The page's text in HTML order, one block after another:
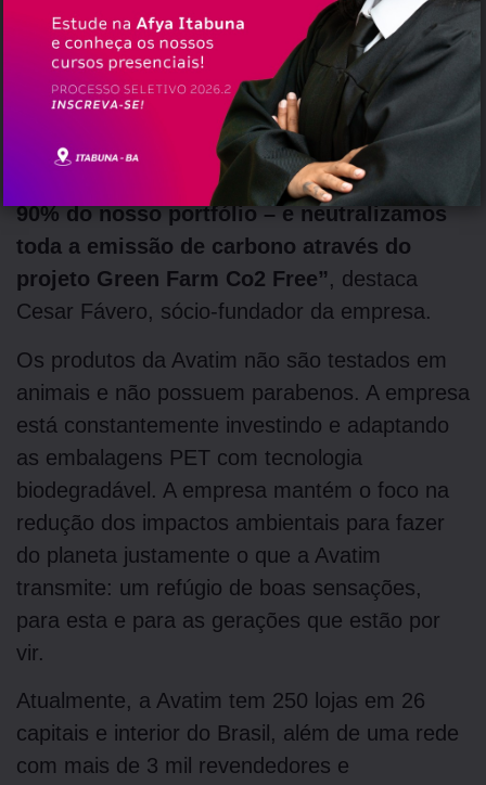
com esses nossos anseios. Além da
redução do uso de plásticos em todo o
processo produtivo, procuramos garantir a
rastreabilidade dos ativos que utilizamos,
ampliamos nossa oferta de produtos
veganos – que hoje representa mais de
90% do nosso portfólio – e neutralizamos
toda a emissão de carbono através do
projeto Green Farm Co2 Free”, destaca
Cesar Fávero, sócio-fundador da empresa.
Os produtos da Avatim não são testados em
animais e não possuem parabenos. A empresa
está constantemente investindo e adaptando
as embalagens PET com tecnologia
biodegradável. A empresa mantém o foco na
redução dos impactos ambientais para fazer
do planeta justamente o que a Avatim
transmite: um refúgio de boas sensações,
para esta e para as gerações que estão por
vir.
Atualmente, a Avatim tem 250 lojas em 26
capitais e interior do Brasil, além de uma rede
com mais de 3 mil revendedores e